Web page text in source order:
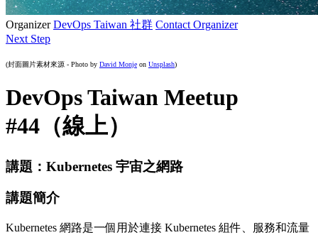
OrganizerDevOps Taiwan 社群 Contact Organizer
Next Step
(封面圖片素材來源 - Photo by David Monje on Unsplash)
DevOps Taiwan Meetup
#44（線上）
講題：Kubernetes 宇宙之網路
講題簡介
Kubernetes 網路是一個用於連接 Kubernetes 組件、服務和流量